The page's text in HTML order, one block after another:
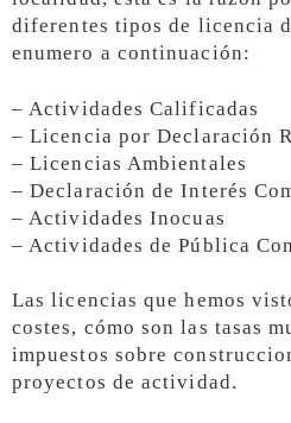
diferentes tipos de licencia
enumero a continuación:
– Actividades Calificadas
– Licencia por Declaración
– Licencias Ambientales
– Declaración de Interés
– Actividades Inocuas
– Actividades de Pública
Las licencias que hemos
costes, cómo son las tasas
impuestos sobre
proyectos de actividad.